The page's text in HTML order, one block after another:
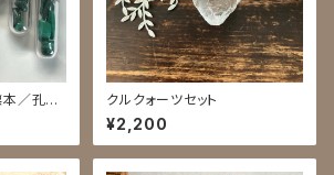
／孔雀
クルクォーツセット
¥2,200